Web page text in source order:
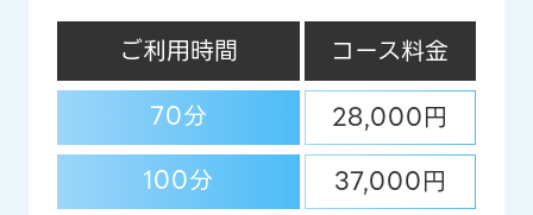
ご利用時間
コース料金
70分
28,000円
100分
37,000円